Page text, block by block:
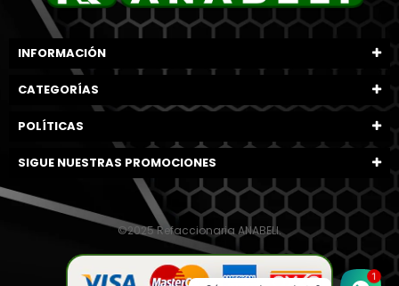
INFORMACIÓN
CATEGORÍAS
POLÍTICAS
SIGUE NUESTRAS PROMOCIONES
©2025 Refaccionaria ANABELI.
1